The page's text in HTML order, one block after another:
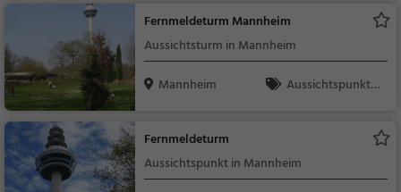
Fernmeldeturm Mannheim
Aussichtsturm in Mannheim
Mannheim
Aussichtspunkt, F
Fernmeldeturm
Aussichtspunkt in Mannheim